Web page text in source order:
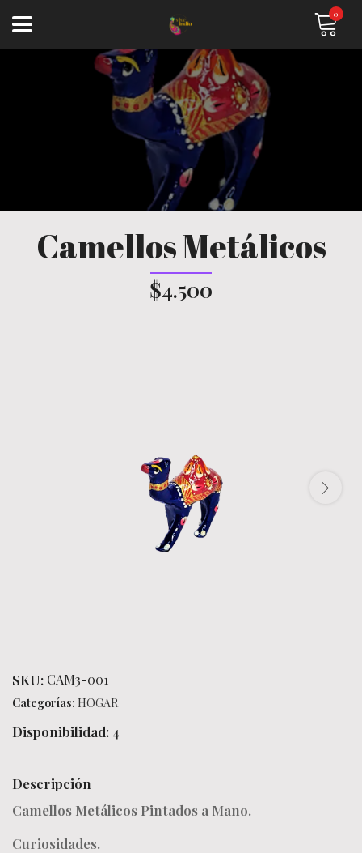
0
Camellos Metálicos
$4.500
SKU: CAM3-001
Categorías: HOGAR
Disponibilidad: 4
Descripción
Camellos Metálicos Pintados a Mano.
Curiosidades.